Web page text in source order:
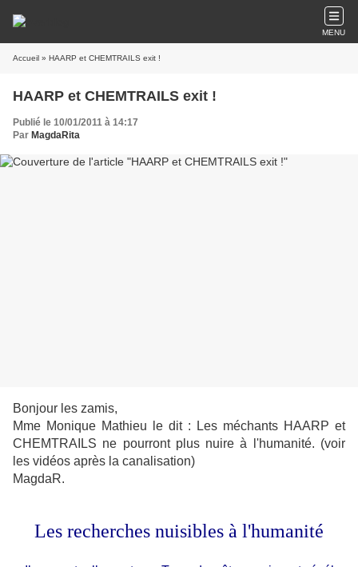
MENU
Accueil » HAARP et CHEMTRAILS exit !
HAARP et CHEMTRAILS exit !
Publié le 10/01/2011 à 14:17
Par MagdaRita
Bonjour les zamis,
Mme Monique Mathieu le dit : Les méchants HAARP et
CHEMTRAILS ne pourront plus nuire à l'humanité. (voir
les vidéos après la canalisation)
MagdaR.
Les recherches nuisibles à l'humanité